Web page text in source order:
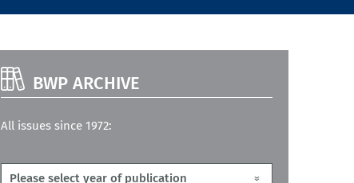
BWP ARCHIVE
All issues since 1972: